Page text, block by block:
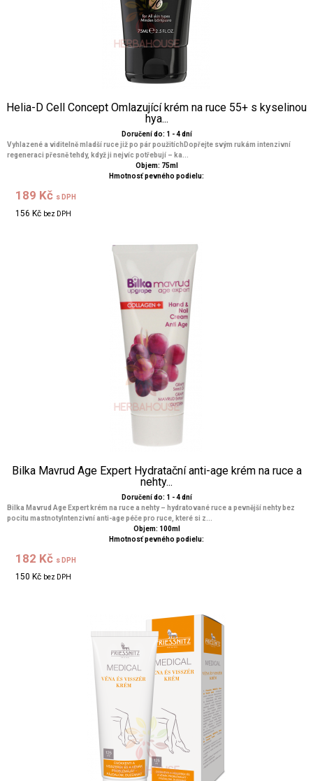
Helia-D Cell Concept Omlazující krém na ruce 55+ s kyselinou
hya...
Doručení do: 1 - 4 dní
Vyhlazené a viditelně mladší ruce již po pár použitíchDopřejte svým rukám intenzivní
regeneraci přesně tehdy, když ji nejvíc potřebují – ka...
Objem: 75ml
Hmotnosť pevného podielu:
189 Kč s DPH
156 Kč bez DPH
Bilka Mavrud Age Expert Hydratační anti-age krém na ruce a
nehty...
Doručení do: 1 - 4 dní
Bilka Mavrud Age Expert krém na ruce a nehty – hydratované ruce a pevnější nehty bez
pocitu mastnotyIntenzivní anti-age péče pro ruce, které si z...
Objem: 100ml
Hmotnosť pevného podielu:
182 Kč s DPH
150 Kč bez DPH